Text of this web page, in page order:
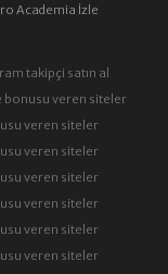
Academia İzle
takipçi satın al
bonusu veren siteler
veren siteler
veren siteler
veren siteler
veren siteler
veren siteler
veren siteler